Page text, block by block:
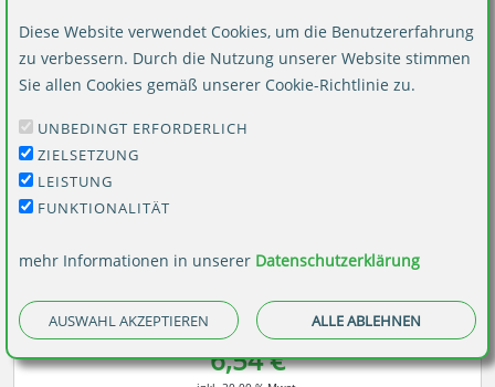
Holzstempel mit Text: BÜWA
6,54 €
Diese Website verwendet Cookies, um die Benutzererfahrung
zu verbessern. Durch die Nutzung unserer Website stimmen
Sie allen Cookies gemäß unserer Cookie-Richtlinie zu.
UNBEDINGT ERFORDERLICH
ZIELSETZUNG
LEISTUNG
FUNKTIONALITÄT
mehr Informationen in unserer Datenschutzerklärung
AUSWAHL AKZEPTIEREN ALLE ABLEHNEN